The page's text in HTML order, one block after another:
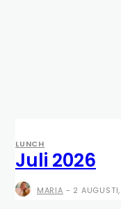
LUNCH
Juli 2026
MARIA - 2